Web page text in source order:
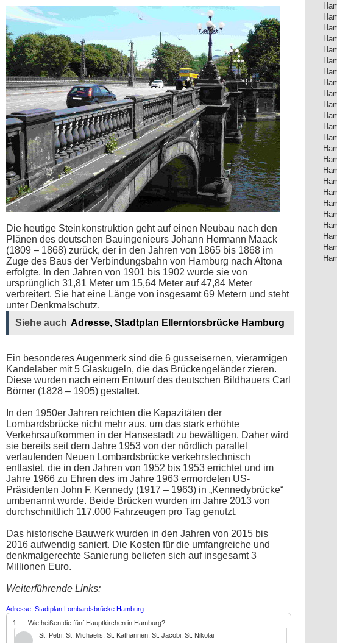
Die heutige Steinkonstruktion geht auf einen Neubau nach den
Plänen des deutschen Bauingenieurs Johann Hermann Maack
(1809 – 1868) zurück, der in den Jahren von 1865 bis 1868 im
Zuge des Baus der Verbindungsbahn von Hamburg nach Altona
erfolgte. In den Jahren von 1901 bis 1902 wurde sie von
ursprünglich 31,81 Meter um 15,64 Meter auf 47,84 Meter
verbreitert. Sie hat eine Länge von insgesamt 69 Metern und steht
unter Denkmalschutz.
Siehe auch Adresse, Stadtplan Ellerntorsbrücke Hamburg
Ein besonderes Augenmerk sind die 6 gusseisernen, vierarmigen
Kandelaber mit 5 Glaskugeln, die das Brückengeländer zieren.
Diese wurden nach einem Entwurf des deutschen Bildhauers Carl
Börner (1828 – 1905) gestaltet.
In den 1950er Jahren reichten die Kapazitäten der
Lombardsbrücke nicht mehr aus, um das stark erhöhte
Verkehrsaufkommen in der Hansestadt zu bewältigen. Daher wird
sie bereits seit dem Jahre 1953 von der nördlich parallel
verlaufenden Neuen Lombardsbrücke verkehrstechnisch
entlastet, die in den Jahren von 1952 bis 1953 errichtet und im
Jahre 1966 zu Ehren des im Jahre 1963 ermordeten US-
Präsidenten John F. Kennedy (1917 – 1963) in „Kennedybrücke“
umbenannt wurde. Beide Brücken wurden im Jahre 2013 von
durchschnittlich 117.000 Fahrzeugen pro Tag genutzt.
Das historische Bauwerk wurden in den Jahren von 2015 bis
2016 aufwendig saniert. Die Kosten für die umfangreiche und
denkmalgerechte Sanierung beliefen sich auf insgesamt 3
Millionen Euro.
Weiterführende Links:
Adresse, Stadtplan Lombardsbrücke Hamburg
1.
Wie heißen die fünf Hauptkirchen in Hamburg?
St. Petri, St. Michaelis, St. Katharinen, St. Jacobi, St. Nikolai